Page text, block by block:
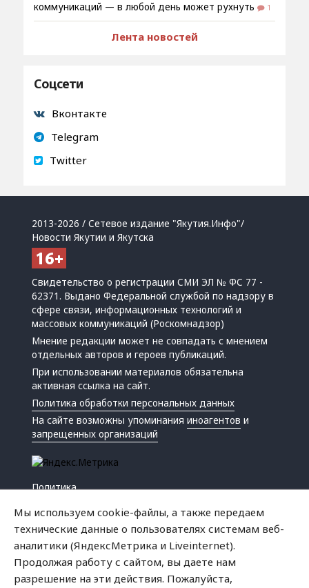
коммуникаций — в любой день может рухнуть
1
Лента новостей
Соцсети
Вконтакте
Telegram
Twitter
2013-2026 / Сетевое издание "Якутия.Инфо"/
Новости Якутии и Якутска
Свидетельство о регистрации СМИ ЭЛ № ФС 77 -
62371. Выдано Федеральной службой по надзору в
сфере связи, информационных технологий и
массовых коммуникаций (Роскомнадзор)
Мнение редакции может не совпадать с мнением
отдельных авторов и героев публикаций.
При использовании материалов обязательна
активная ссылка на сайт.
Политика обработки персональных данных
На сайте возможны упоминанияиноагентов и
запрещенных организаций
Политика
Мы используем cookie-файлы, а также передаем
технические данные о пользователях системам веб-
аналитики (ЯндексМетрика и Liveinternet).
Продолжая работу с сайтом, вы даете нам
разрешение на эти действия. Пожалуйста,